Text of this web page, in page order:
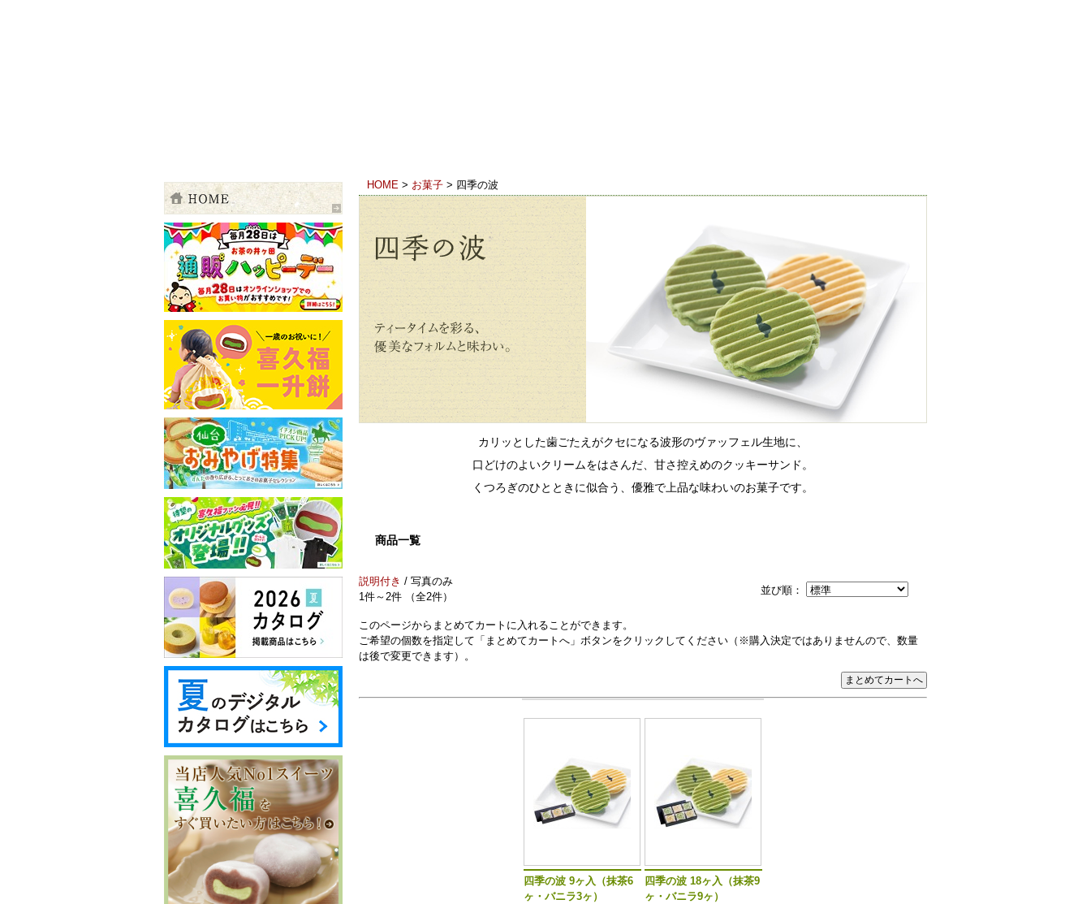
HOME > お菓子 > 四季の波
カリッとした歯ごたえがクセになる波形のヴァッフェル生地に、
口どけのよいクリームをはさんだ、甘さ控えめのクッキーサンド。
くつろぎのひとときに似合う、優雅で上品な味わいのお菓子です。
商品一覧
並び順：
説明付き / 写真のみ
1件～2件 （全2件）
このページからまとめてカートに入れることができます。
ご希望の個数を指定して「まとめてカートへ」ボタンをクリックしてください（※購入決定ではありませんので、数量
は後で変更できます）。
四季の波 9ヶ入（抹茶6
ヶ・バニラ3ヶ）
四季の波 18ヶ入（抹茶9
ヶ・バニラ9ヶ）